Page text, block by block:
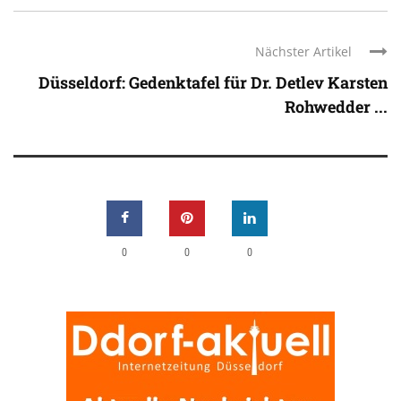
Nächster Artikel
Düsseldorf: Gedenktafel für Dr. Detlev Karsten
Rohwedder ...
0 0 0